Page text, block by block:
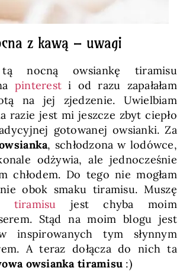
z kawą – uwagi
nocną owsiankę tiramisu
pinterest i od razu zapałałam
na jej zjedzenie. Uwielbiam
razie jest mi jeszcze zbyt ciepło
gotowanej owsianki. Za
, schłodzona w lodówce,
odżywia, ale jednocześnie
chłodem. Do tego nie mogłam
obok smaku tiramisu. Muszę
tiramisu jest chyba moim
Stąd na moim blogu jest
inspirowanych tym słynnym
A teraz dołącza do nich ta
owsianka tiramisu :)